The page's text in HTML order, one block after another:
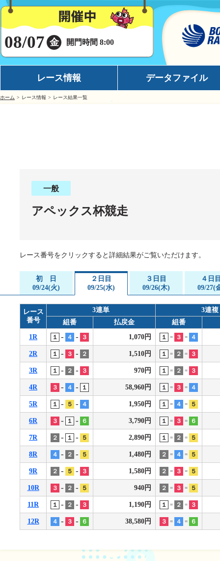
08/07 金 開門時間 8:00
レース情報
出走表・前日予想PDF
データファイル
徳島支部選手一覧
徳島支部選手優勝履歴
ホーム レース情報 レース結果一覧
一般
アペックス杯競走
レース番号をクリックすると詳細結果がご覧いただけます。
初 日
09/24(火)
２日目
09/25(水)
３日目
09/26(木)
４日
09/27(
レース
番号
3連単
3連複
組番
払戻金
組番
1R
１ - ４ - ３ 1,070円 １ = ３ = ４
2R １ - ３ - ２ 1,510円 １ = ２ = ３
3R １ - ２ - ３ 970円 １ = ２ = ３
4R ３ - ４ - １ 58,960円 １ = ３ = ４
5R １ - ５ - ４ 1,950円 １ = ４ = ５
6R ３ - １ - ６ 3,790円 １ = ３ = ６
7R ２ - １ - ５ 2,890円 １ = ２ = ５
8R ４ - ２ - ５ 1,480円 ２ = ４ = ５
9R ２ - ５ - ３ 1,580円 ２ = ３ = ５
10R ３ - ２ - ５ 940円 ２ = ３ = ５
11R １ - ２ - ３ 1,190円 １ = ２ = ３
12R ４ - ３ - ６ 38,580円 ３ = ４ = ６